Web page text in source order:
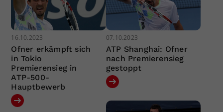
16.10.2023
Ofner erkämpft sich
in Tokio
Premierensieg in
ATP-500-
Hauptbewerb
07.10.2023
ATP Shanghai: Ofner
nach Premierensieg
gestoppt